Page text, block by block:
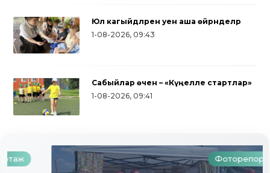
Юл кагыйдәләрен уен аша өйрәнделәр
1-08-2026, 09:43
Сабыйлар өчен – «Күңелле стартлар»
1-08-2026, 09:41
Фоторепортаж